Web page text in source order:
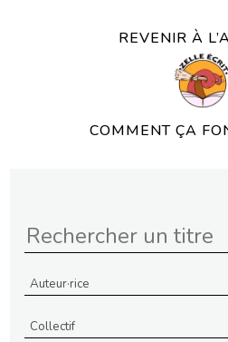
REVENIR À
COMMENT ÇA